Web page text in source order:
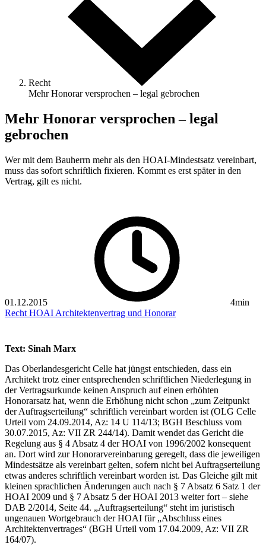
Recht
Mehr Honorar versprochen – legal gebrochen
Mehr Honorar versprochen – legal
gebrochen
Wer mit dem Bauherrn mehr als den HOAI-Mindestsatz vereinbart,
muss das sofort schriftlich fixieren. Kommt es erst später in den
Vertrag, gilt es nicht.
01.12.2015
4min
Recht HOAI Architektenvertrag und Honorar
Text: Sinah Marx
Das Oberlandesgericht Celle hat jüngst entschieden, dass ein
Architekt trotz einer entsprechenden schriftlichen Niederlegung in
der Vertragsurkunde keinen Anspruch auf einen erhöhten
Honorarsatz hat, wenn die Erhöhung nicht schon „zum Zeitpunkt
der Auftragserteilung“ schriftlich vereinbart worden ist (OLG Celle
Urteil vom 24.09.2014, Az: 14 U 114/13; BGH Beschluss vom
30.07.2015, Az: VII ZR 244/14). Damit wendet das Gericht die
Regelung aus § 4 Absatz 4 der HOAI von 1996/2002 konsequent
an. Dort wird zur Honorarvereinbarung geregelt, dass die jeweiligen
Mindestsätze als vereinbart gelten, sofern nicht bei Auftragserteilung
etwas anderes schriftlich vereinbart worden ist. Das Gleiche gilt mit
kleinen sprachlichen Änderungen auch nach § 7 Absatz 6 Satz 1 der
HOAI 2009 und § 7 Absatz 5 der HOAI 2013 weiter fort – siehe
DAB 2/2014, Seite 44. „Auftragserteilung“ steht im juristisch
ungenauen Wortgebrauch der HOAI für „Abschluss eines
Architektenvertrages“ (BGH Urteil vom 17.04.2009, Az: VII ZR
164/07).